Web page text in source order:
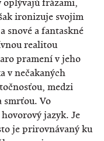
ironizuje svojim
snové a fantaskné
realitou
pramení v jeho
v nečakaných
medzi
smrťou. Vo
jazyk. Je
je prirovnávaný ku